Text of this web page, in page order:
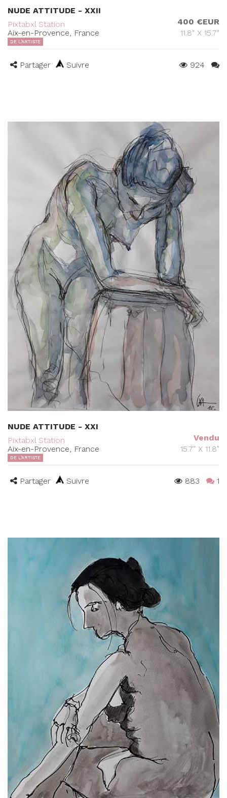
NUDE ATTITUDE - XXII
Pixtabxl Station
Aix-en-Provence, France
400 €EUR
11.8" X 15.7"
DE L'ARTISTE
Partager Suivre 924
NUDE ATTITUDE - XXI
Pixtabxl Station
Aix-en-Provence, France
Vendu
15.7" X 11.8"
DE L'ARTISTE
Partager Suivre 883 1